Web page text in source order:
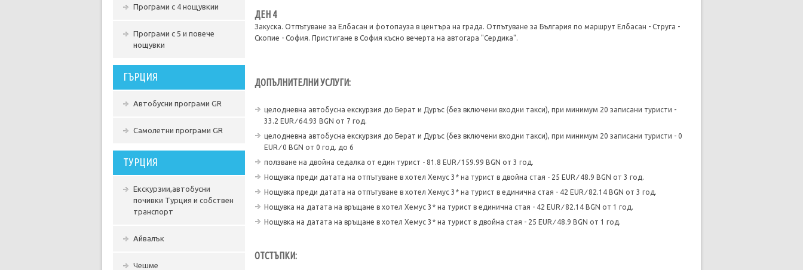
Програми с 4 нощувкии
Програми с 5 и повече
нощувки
ГЪРЦИЯ
Автобусни програми GR
Самолетни програми GR
ТУРЦИЯ
Екскурзии,автобусни
почивки Турция и собствен
транспорт
Айвалък
Чешме
ДЕН 4
Закуска. Отпътуване за Елбасан и фотопауза в центъра на града. Отпътуване за България по маршрут Елбасан - Струга -
Скопие - София. Пристигане в София късно вечерта на автогара "Сердика".
ДОПЪЛНИТЕЛНИ УСЛУГИ:
целодневна автобусна екскурзия до Берат и Дуръс (без включени входни такси), при минимум 20 записани туристи -
33.2 EUR ∕ 64.93 BGN от 7 год.
целодневна автобусна екскурзия до Берат и Дуръс (без включени входни такси), при минимум 20 записани туристи - 0
EUR ∕ 0 BGN от 0 год. до 6
ползване на двойна седалка от един турист - 81.8 EUR ∕ 159.99 BGN от 3 год.
Нощувка преди датата на отпътуване в хотел Хемус 3* на турист в двойна стая - 25 EUR ∕ 48.9 BGN от 3 год.
Нощувка преди датата на отпътуване в хотел Хемус 3* на турист в единична стая - 42 EUR ∕ 82.14 BGN от 3 год.
Нощувка на датата на връщане в хотел Хемус 3* на турист в единична стая - 42 EUR ∕ 82.14 BGN от 1 год.
Нощувка на датата на връщане в хотел Хемус 3* на турист в двойна стая - 25 EUR ∕ 48.9 BGN от 1 год.
ОТСТЪПКИ: